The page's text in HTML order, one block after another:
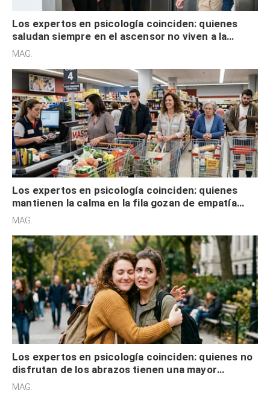
Los expertos en psicología coinciden: quienes
saludan siempre en el ascensor no viven a la
defensiva y tienen apertura social
MAG.
Los expertos en psicología coinciden: quienes
mantienen la calma en la fila gozan de empatía
cognitiva, gratitud y no solo tienen autocontrol
MAG.
Los expertos en psicología coinciden: quienes no
disfrutan de los abrazos tienen una mayor
sensibilidad a los estímulos físicos y no es por
MAG.